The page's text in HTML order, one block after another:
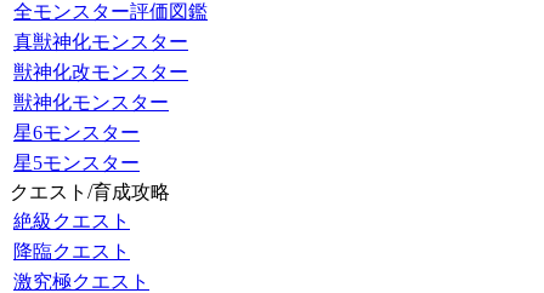
全モンスター評価図鑑
真獣神化モンスター
獣神化改モンスター
獣神化モンスター
星6モンスター
星5モンスター
クエスト/育成攻略
絶級クエスト
降臨クエスト
激究極クエスト